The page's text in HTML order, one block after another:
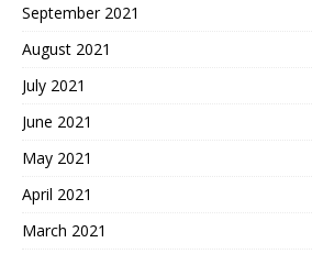
September 2021
August 2021
July 2021
June 2021
May 2021
April 2021
March 2021